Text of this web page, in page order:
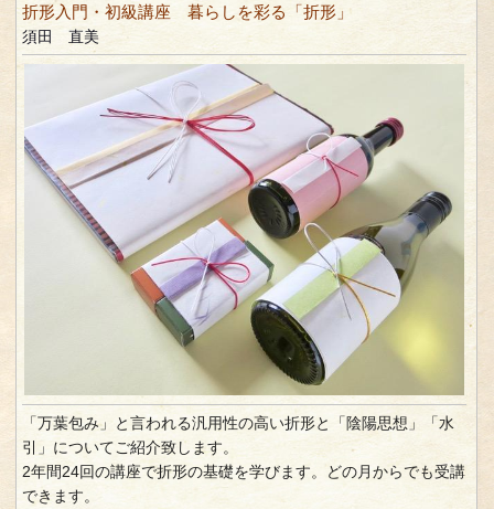
折形入門・初級講座 暮らしを彩る「折形」
須田 直美
「万葉包み」と言われる汎用性の高い折形と「陰陽思想」「水
引」についてご紹介致します。
2年間24回の講座で折形の基礎を学びます。どの月からでも受講
できます。